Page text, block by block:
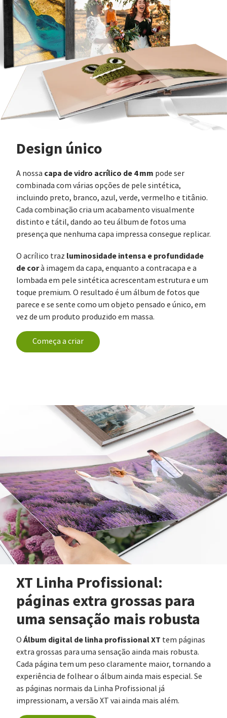
Design único
A nossa capa de vidro acrílico de 4 mm pode ser
combinada com várias opções de pele sintética,
incluindo preto, branco, azul, verde, vermelho e titânio.
Cada combinação cria um acabamento visualmente
distinto e tátil, dando ao teu álbum de fotos uma
presença que nenhuma capa impressa consegue replicar.
O acrílico traz luminosidade intensa e profundidade
de corà imagem da capa, enquanto a contracapa e a
lombada em pele sintética acrescentam estrutura e um
toque premium. O resultado é um álbum de fotos que
parece e se sente como um objeto pensado e único, em
vez de um produto produzido em massa.
Começa a criar
XT Linha Profissional:
páginas extra grossas para
uma sensação mais robusta
O Álbum digital de linha profissional XT tem páginas
extra grossas para uma sensação ainda mais robusta.
Cada página tem um peso claramente maior, tornando a
experiência de folhear o álbum ainda mais especial. Se
as páginas normais da Linha Profissional já
impressionam, a versão XT vai ainda mais além.